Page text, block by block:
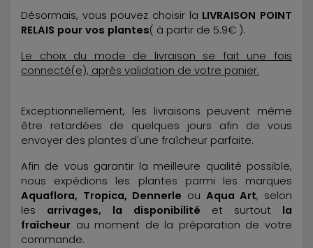
Désormais, vous pouvez choisir la LIVRAISON POINT
RELAIS pour vos plantes( à partir de 5.9€ ).
Le choix du mode de livraison se fait une fois
connecté(e), après validation de votre panier.
Exceptionnellement, les livraisons peuvent même
être retardées de quelques jours afin de vous
envoyer des plantes d'une fraîcheur parfaite.
Afin de vous garantir la meilleure qualité possible,
nous expédions les plantes parmi les marques
Aquaflora, Tropica, Dennerle ou Aqua Art, selon
les arrivages, la disponibilité et surtout la
fraîcheur au moment de la préparation de votre
commande.